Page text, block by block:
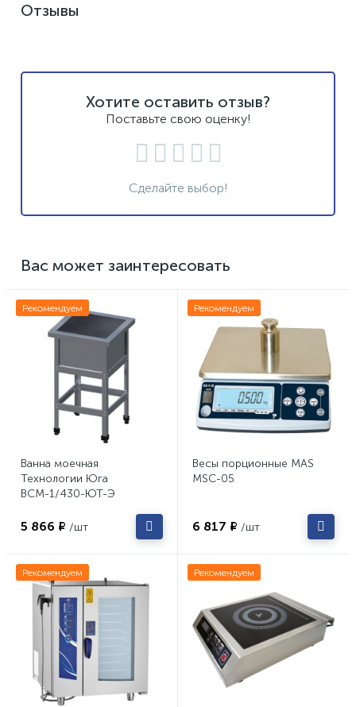
Отзывы
Хотите оставить отзыв?
Поставьте свою оценку!
Сделайте выбор!
Вас может заинтересовать
Рекомендуем
Ванна моечная
Технологии Юга
ВСМ-1/430-ЮТ-Э
5 866 ₽ /шт
Рекомендуем
Весы порционные MAS
MSC-05
6 817 ₽ /шт
Рекомендуем Рекомендуем